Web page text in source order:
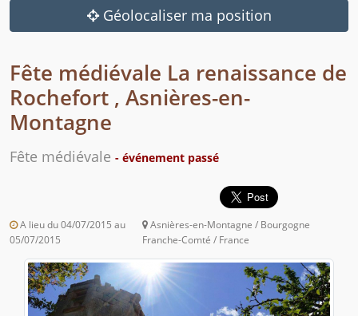
Géolocaliser ma position
Fête médiévale La renaissance de
Rochefort , Asnières-en-
Montagne
Fête médiévale - événement passé
A lieu du 04/07/2015 au
05/07/2015
Asnières-en-Montagne / Bourgogne
Franche-Comté / France